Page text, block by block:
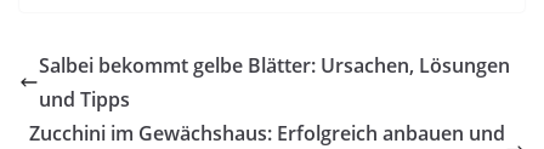
Salbei bekommt gelbe Blätter: Ursachen, Lösungen
und Tipps
Zucchini im Gewächshaus: Erfolgreich anbauen und